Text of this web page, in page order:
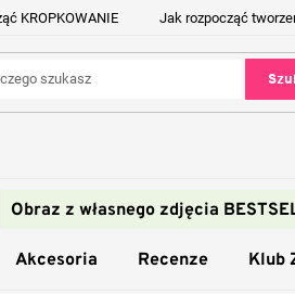
KROPKOWANIE Jak rozpocząć
Obraz z własnego zdjęcia
Akcesoria Recenze Klub